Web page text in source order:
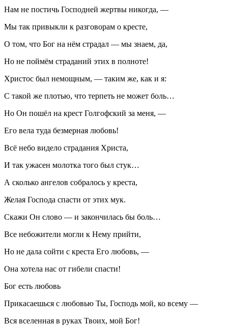
Нам не постичь Господней жертвы никогда, —
Мы так привыкли к разговорам о кресте,
О том, что Бог на нём страдал — мы знаем, да,
Но не поймём страданий этих в полноте!
Христос был немощным, — таким же, как и я:
С такой же плотью, что терпеть не может боль…
Но Он пошёл на крест Голгофский за меня, —
Его вела туда безмерная любовь!
Всё небо видело страдания Христа,
И так ужасен молотка того был стук…
А сколько ангелов собралось у креста,
Желая Господа спасти от этих мук.
Скажи Он слово — и закончилась бы боль…
Все небожители могли к Нему прийти,
Но не дала сойти с креста Его любовь, —
Она хотела нас от гибели спасти!
Бог есть любовь
Прикасаешься с любовью Ты, Господь мой, ко всему —
Вся вселенная в руках Твоих, мой Бог!